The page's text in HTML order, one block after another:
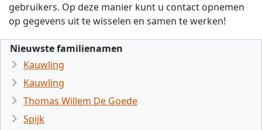
gebruikers. Op deze manier kunt u contact opnemen
op gegevens uit te wisselen en samen te werken!
Nieuwste familienamen
Kauwling
Kauwling
Thomas Willem De Goede
Spijk